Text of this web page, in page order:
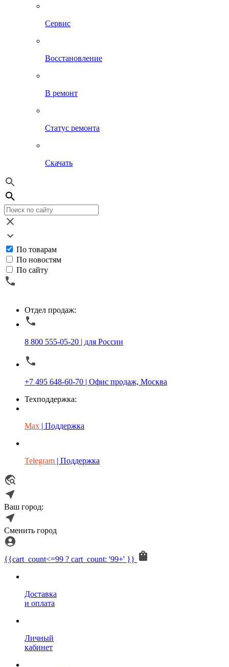
Сервис
Восстановление
В ремонт
Статус ремонта
Скачать
По товарам
По новостям
По сайту
Отдел продаж:
8 800 555-05-20 | для России
+7 495 648-60-70 | Офис продаж, Москва
Техподдержка:
Max | Поддержка
Telegram | Поддержка
Ваш город:
Сменить город
{{cart_count<=99 ? cart_count: '99+' }}
Доставка
и оплата
Личный
кабинет